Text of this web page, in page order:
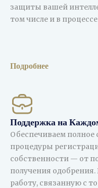
защиты вашей
том числе и в
Подробнее
Поддержка на
Обеспечиваем полное
процедуры
собственности — от
получения
работу, связанную с